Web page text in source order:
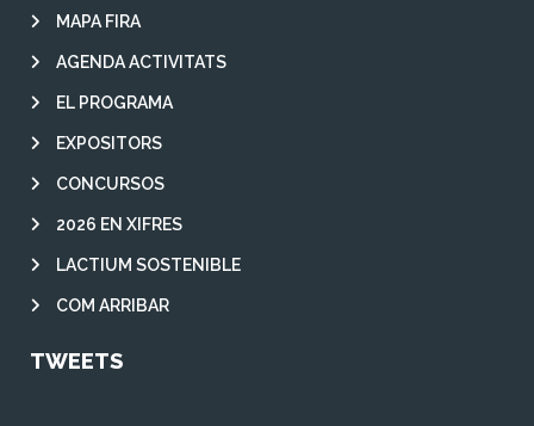
MAPA FIRA
AGENDA ACTIVITATS
EL PROGRAMA
EXPOSITORS
CONCURSOS
2026 EN XIFRES
LACTIUM SOSTENIBLE
COM ARRIBAR
TWEETS